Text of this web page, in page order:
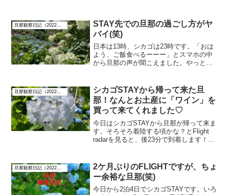
旦那観察日記（2022年6月）
STAY先での旦那の過ごし方がヤ
バイ(笑)
日本は13時、シカゴは23時です。「おは
よう、ご飯食べるーーー」とスマホの中
から旦那の声が聞こえました。やっと起
って、日本から持って行ったレトルトの
ご飯を電子レンジで...
シカゴSTAYから帰って来た旦
那！なんとお土産に「ワイン」を
買って来てくれました♡
今日はシカゴSTAYから旦那が帰って来ま
す。そろそろ着陸する頃かな？とFlight
radarを見ると、後23分で到着します！無
間を見て食事の準備をします。そうこう
し...
2ケ月ぶりのFLIGHTですが、ちょ
ー余裕な旦那(笑)
今日から2泊4日でシカゴSTAYです。いろ